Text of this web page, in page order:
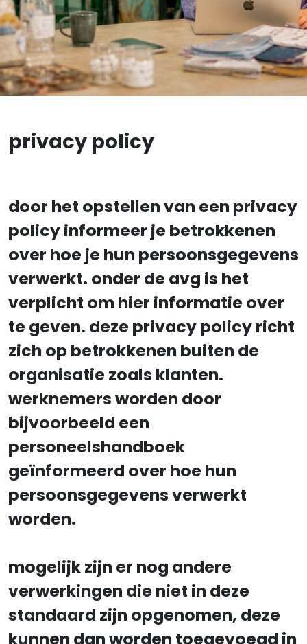
privacy policy
door het opstellen van een privacy
policy informeer je betrokkenen
over hoe je hun persoonsgegevens
verwerkt. onder de avg is het
verplicht om hier informatie over
te geven. deze privacy policy richt
zich op betrokkenen buiten de
organisatie zoals klanten.
werknemers worden door
bijvoorbeeld een
personeelshandboek
geïnformeerd over hoe hun
persoonsgegevens verwerkt
worden.
mogelijk zijn er nog andere
verwerkingen die niet in deze
standaard zijn opgenomen, deze
kunnen dan worden toegevoegd in